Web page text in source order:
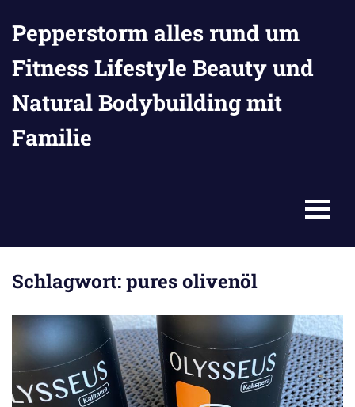
Inhalt
springen
Pepperstorm alles rund um
Fitness Lifestyle Beauty und
Natural Bodybuilding mit
Familie
MENU
Schlagwort:pures olivenöl